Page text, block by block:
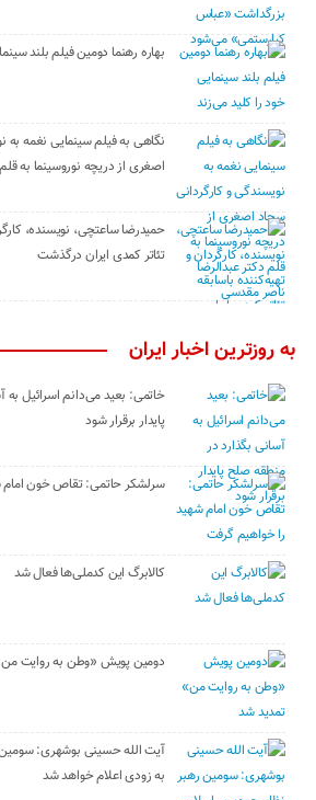
بهاره رهنما دومین فیلم بلند
نگاهی به فیلم سینمایی نغمه به
اصغری از دریچه نوروسینما به
حمیدرضا ساعتچی، نویسنده،
تئاتر کمدی ایران درگذشت
به روزترین اخبار ایران
خاتمی: بعید می‌دانم اسرائیل
پایدار برقرار شود
سرلشکر حاتمی: تقاص خون امام
کالابرگ این کدملی‌ها فعال شد
دومین پویش «وطن به روایت
آیت الله حسینی بوشهری:
به زودی اعلام خواهد شد